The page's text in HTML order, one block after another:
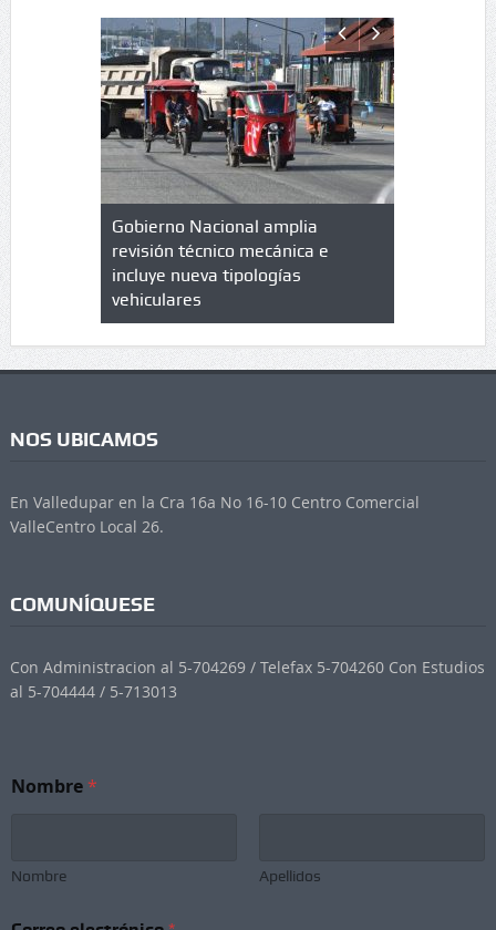
Gobierno Nacional amplia
revisión técnico mecánica e
incluye nueva tipologías
vehiculares
Qué es
cuáles
NOS UBICAMOS
En Valledupar en la Cra 16a No 16-10 Centro Comercial
ValleCentro Local 26.
COMUNÍQUESE
Con Administracion al 5-704269 / Telefax 5-704260 Con Estudios
al 5-704444 / 5-713013
Nombre*
Nombre Apellidos